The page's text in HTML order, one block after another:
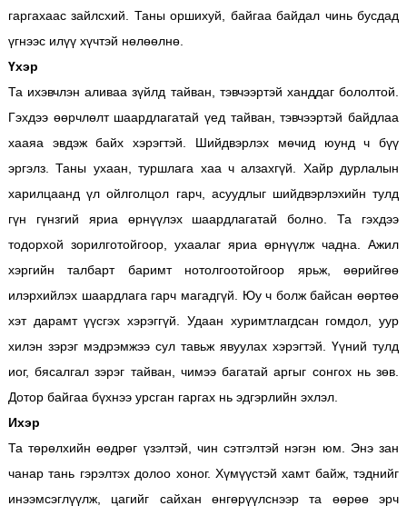
гаргахаас зайлсхий. Таны оршихуй, байгаа байдал чинь бусдад
үгнээс илүү хүчтэй нөлөөлнө.
Үхэр
Та ихэвчлэн аливаа зүйлд тайван, тэвчээртэй ханддаг бололтой.
Гэхдээ өөрчлөлт шаардлагатай үед тайван, тэвчээртэй байдлаа
хааяа эвдэж байх хэрэгтэй. Шийдвэрлэх мөчид юунд ч бүү
эргэлз. Таны ухаан, туршлага хаа ч алзахгүй. Хайр дурлалын
харилцаанд үл ойлголцол гарч, асуудлыг шийдвэрлэхийн тулд
гүн гүнзгий яриа өрнүүлэх шаардлагатай болно. Та гэхдээ
тодорхой зорилготойгоор, ухаалаг яриа өрнүүлж чадна. Ажил
хэргийн талбарт баримт нотолгоотойгоор ярьж, өөрийгөө
илэрхийлэх шаардлага гарч магадгүй. Юу ч болж байсан өөртөө
хэт дарамт үүсгэх хэрэггүй. Удаан хуримтлагдсан гомдол, уур
хилэн зэрэг мэдрэмжээ сул тавьж явуулах хэрэгтэй. Үүний тулд
иог, бясалгал зэрэг тайван, чимээ багатай аргыг сонгох нь зөв.
Дотор байгаа бүхнээ урсган гаргах нь эдгэрлийн эхлэл.
Ихэр
Та төрөлхийн өөдрөг үзэлтэй, чин сэтгэлтэй нэгэн юм. Энэ зан
чанар тань гэрэлтэх долоо хоног. Хүмүүстэй хамт байж, тэднийг
инээмсэглүүлж, цагийг сайхан өнгөрүүлснээр та өөрөө эрч